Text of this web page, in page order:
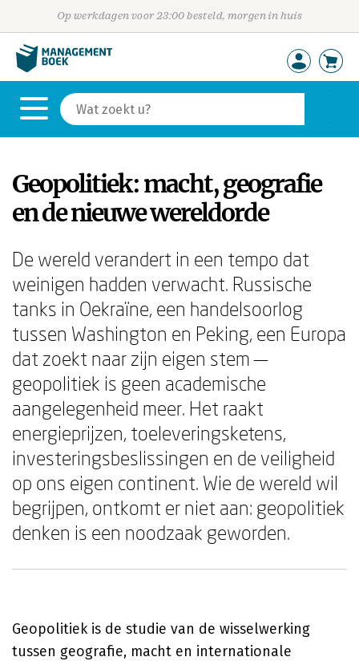
Op werkdagen voor 23:00 besteld, morgen in huis
Geopolitiek: macht, geografie
en de nieuwe wereldorde
De wereld verandert in een tempo dat
weinigen hadden verwacht. Russische
tanks in Oekraïne, een handelsoorlog
tussen Washington en Peking, een Europa
dat zoekt naar zijn eigen stem —
geopolitiek is geen academische
aangelegenheid meer. Het raakt
energieprijzen, toeleveringsketens,
investeringsbeslissingen en de veiligheid
op ons eigen continent. Wie de wereld wil
begrijpen, ontkomt er niet aan: geopolitiek
denken is een noodzaak geworden.
Geopolitiek is de studie van de wisselwerking
tussen geografie, macht en internationale